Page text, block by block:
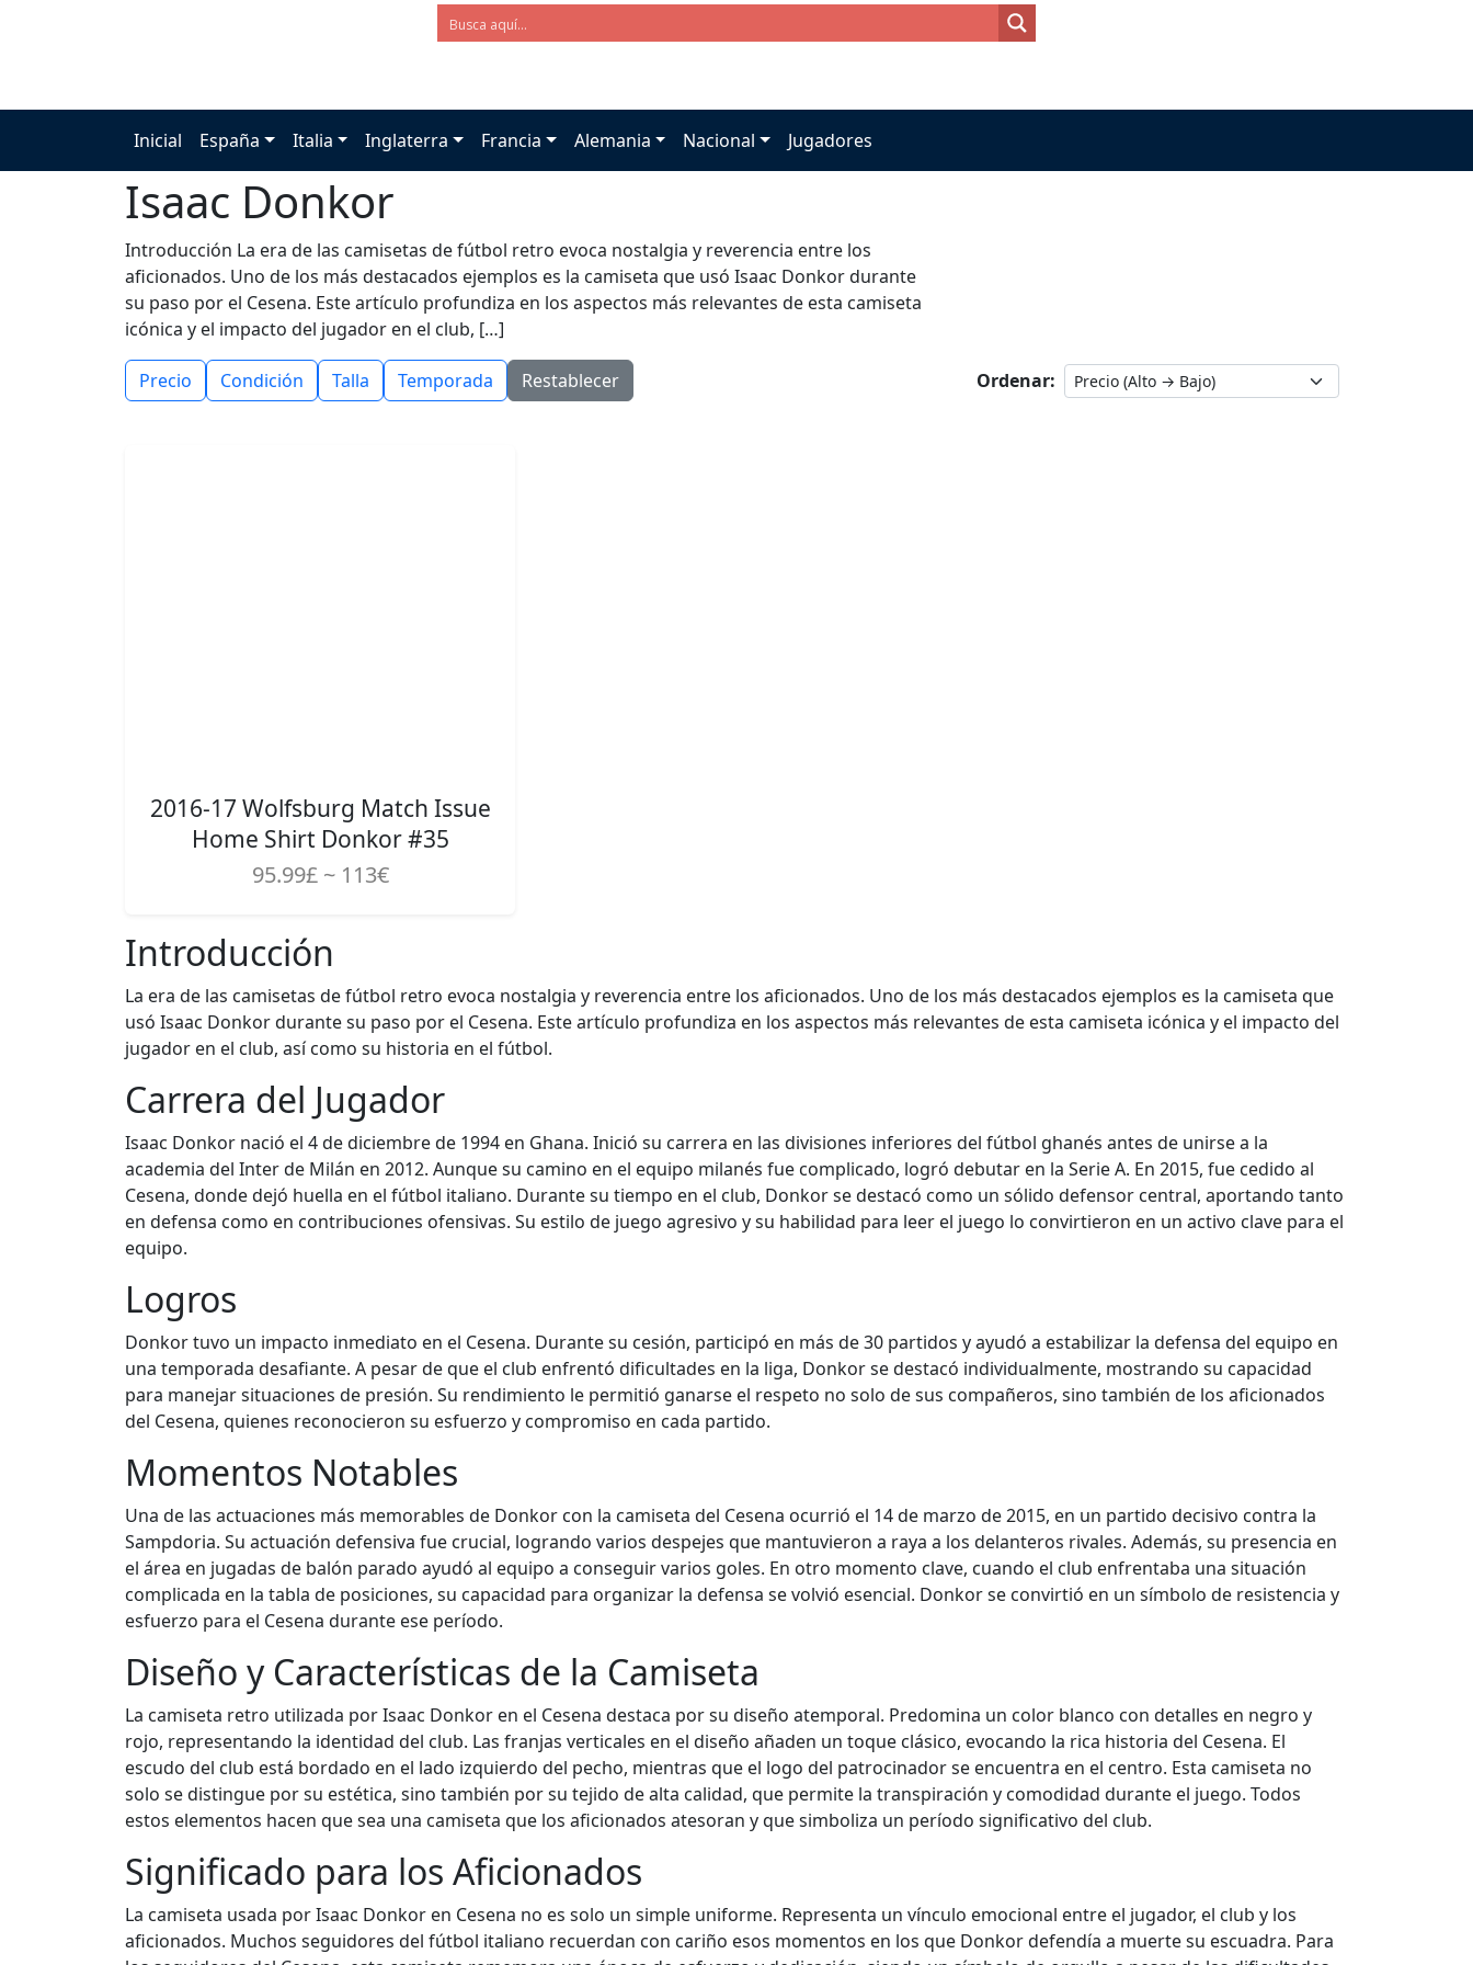
Inicial España Italia Inglaterra Francia Alemania Nacional Jugadores
Isaac Donkor
Introducción La era de las camisetas de fútbol retro evoca nostalgia y reverencia entre los
aficionados. Uno de los más destacados ejemplos es la camiseta que usó Isaac Donkor durante
su paso por el Cesena. Este artículo profundiza en los aspectos más relevantes de esta camiseta
icónica y el impacto del jugador en el club, […]
Precio Condición Talla Temporada Restablecer Ordenar:
2016-17 Wolfsburg Match Issue
Home Shirt Donkor #35
95.99£ ~ 113€
Introducción
La era de las camisetas de fútbol retro evoca nostalgia y reverencia entre los aficionados. Uno de los más destacados ejemplos es la camiseta que
usó Isaac Donkor durante su paso por el Cesena. Este artículo profundiza en los aspectos más relevantes de esta camiseta icónica y el impacto del
jugador en el club, así como su historia en el fútbol.
Carrera del Jugador
Isaac Donkor nació el 4 de diciembre de 1994 en Ghana. Inició su carrera en las divisiones inferiores del fútbol ghanés antes de unirse a la
academia del Inter de Milán en 2012. Aunque su camino en el equipo milanés fue complicado, logró debutar en la Serie A. En 2015, fue cedido al
Cesena, donde dejó huella en el fútbol italiano. Durante su tiempo en el club, Donkor se destacó como un sólido defensor central, aportando tanto
en defensa como en contribuciones ofensivas. Su estilo de juego agresivo y su habilidad para leer el juego lo convirtieron en un activo clave para el
equipo.
Logros
Donkor tuvo un impacto inmediato en el Cesena. Durante su cesión, participó en más de 30 partidos y ayudó a estabilizar la defensa del equipo en
una temporada desafiante. A pesar de que el club enfrentó dificultades en la liga, Donkor se destacó individualmente, mostrando su capacidad
para manejar situaciones de presión. Su rendimiento le permitió ganarse el respeto no solo de sus compañeros, sino también de los aficionados
del Cesena, quienes reconocieron su esfuerzo y compromiso en cada partido.
Momentos Notables
Una de las actuaciones más memorables de Donkor con la camiseta del Cesena ocurrió el 14 de marzo de 2015, en un partido decisivo contra la
Sampdoria. Su actuación defensiva fue crucial, logrando varios despejes que mantuvieron a raya a los delanteros rivales. Además, su presencia en
el área en jugadas de balón parado ayudó al equipo a conseguir varios goles. En otro momento clave, cuando el club enfrentaba una situación
complicada en la tabla de posiciones, su capacidad para organizar la defensa se volvió esencial. Donkor se convirtió en un símbolo de resistencia y
esfuerzo para el Cesena durante ese período.
Diseño y Características de la Camiseta
La camiseta retro utilizada por Isaac Donkor en el Cesena destaca por su diseño atemporal. Predomina un color blanco con detalles en negro y
rojo, representando la identidad del club. Las franjas verticales en el diseño añaden un toque clásico, evocando la rica historia del Cesena. El
escudo del club está bordado en el lado izquierdo del pecho, mientras que el logo del patrocinador se encuentra en el centro. Esta camiseta no
solo se distingue por su estética, sino también por su tejido de alta calidad, que permite la transpiración y comodidad durante el juego. Todos
estos elementos hacen que sea una camiseta que los aficionados atesoran y que simboliza un período significativo del club.
Significado para los Aficionados
La camiseta usada por Isaac Donkor en Cesena no es solo un simple uniforme. Representa un vínculo emocional entre el jugador, el club y los
aficionados. Muchos seguidores del fútbol italiano recuerdan con cariño esos momentos en los que Donkor defendía a muerte su escuadra. Para